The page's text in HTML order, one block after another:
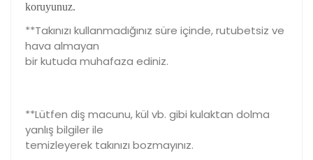
koruyunuz.
**Takınızı kullanmadığınız süre içinde, rutubetsiz ve
hava almayan
bir kutuda muhafaza ediniz.
**Lütfen diş macunu, kül vb. gibi kulaktan dolma
yanlış bilgiler ile
temizleyerek takınızı bozmayınız.